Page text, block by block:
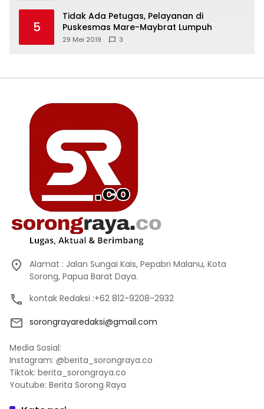
5
Tidak Ada Petugas, Pelayanan di
Puskesmas Mare-Maybrat Lumpuh
29 Mei 2019 3
Alamat : Jalan Sungai Kais, Pepabri Malanu, Kota
Sorong, Papua Barat Daya.
kontak Redaksi :+62 812-9208-2932
sorongrayaredaksi@gmail.com
Media Sosial:
Instagram: @berita_sorongraya.co
Tiktok: berita_sorongraya.co
Youtube: Berita Sorong Raya